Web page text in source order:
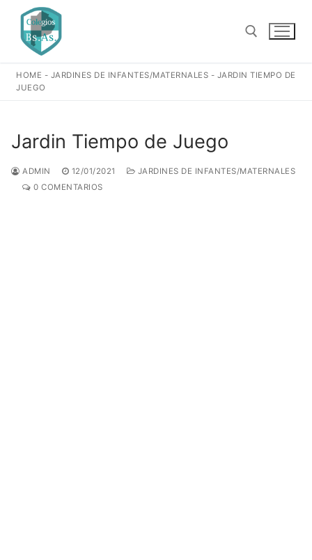
contenido
HOME - JARDINES DE INFANTES/MATERNALES - JARDIN TIEMPO DE
JUEGO
Jardin Tiempo de Juego
ADMIN 12/01/2021
JARDINES DE INFANTES/MATERNALES
0 COMENTARIOS